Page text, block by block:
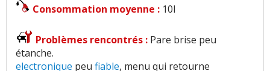
Consommation moyenne : 10l
Problèmes rencontrés : Pare brise peu
étanche.
electronique peu fiable, menu qui retourne